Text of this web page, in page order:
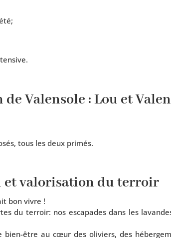
Valensole : Lou et
tous les deux primés.
et valorisation du terroir
bon vivre !
du ter­roir: nos esca­pades dans les
bien-être au cœur des oli­viers, des